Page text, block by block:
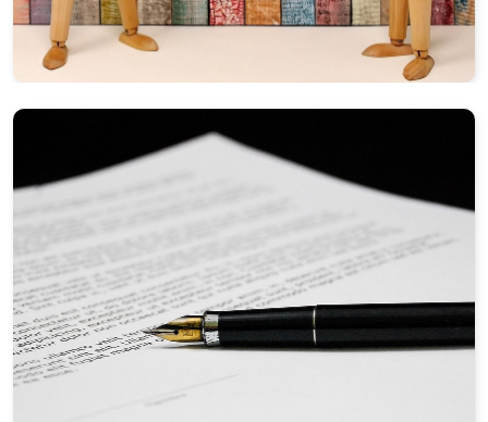
Medien
Mitglied werden
Unterstützen Sie uns